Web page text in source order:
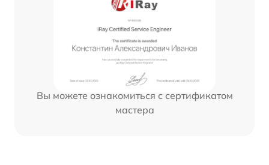
Вы можете ознакомиться с сертификатом
мастера